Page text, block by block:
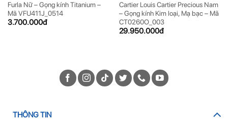
Furla Nữ – Gọng kính Titanium –
Mã VFU411J_0514
3.700.000đ
Cartier Louis Cartier Precious Nam
– Gọng kính Kim loại, Mạ bạc – Mã
CT0260O_003
29.950.000đ
THÔNG TIN